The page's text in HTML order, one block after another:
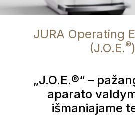
JURA Operating
(J.O.E.®)
„J.O.E.®“ –
aparato
išmaniajame